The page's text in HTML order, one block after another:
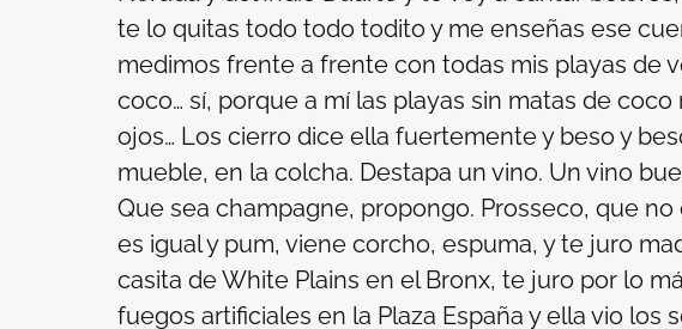
te lo quitas todo todo todito y me enseñas ese
medimos frente a frente con todas mis playas de
coco… sí, porque a mí las playas sin matas de
ojos… Los cierro dice ella fuertemente y beso y
mueble, en la colcha. Destapa un vino. Un vino
Que sea champagne, propongo. Prosseco, que
es igual y pum, viene corcho, espuma, y te juro
casita de White Plains en el Bronx, te juro por lo
fuegos artificiales en la Plaza España y ella vio los